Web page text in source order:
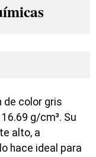
de color gris
g/cm³. Su
alto, a
hace ideal para